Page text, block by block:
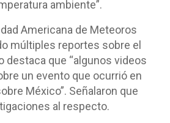
ambiente”.
Americana de Meteoros
múltiples reportes sobre el
destaca que “algunos videos
un evento que ocurrió en
México”. Señalaron que
al respecto.